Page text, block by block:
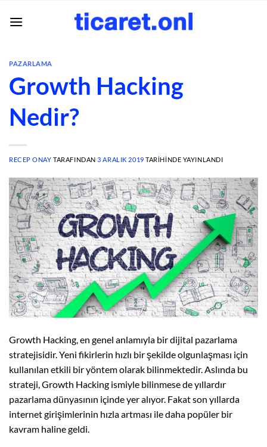
atla
PAZARLAMA
Growth Hacking
Nedir?
RECEP ONAY TARAFINDAN 3 ARALIK 2019 TARIHINDE YAYINLANDI
Growth Hacking, en genel anlamıyla bir dijital pazarlama
stratejisidir. Yeni fikirlerin hızlı bir şekilde olgunlaşması için
kullanılan etkili bir yöntem olarak bilinmektedir. Aslında bu
strateji, Growth Hacking ismiyle bilinmese de yıllardır
pazarlama dünyasının içinde yer alıyor. Fakat son yıllarda
internet girişimlerinin hızla artması ile daha popüler bir
kavram haline geldi.